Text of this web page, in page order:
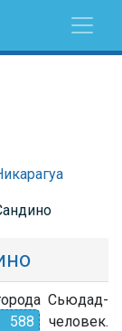
Сьюдад-
588 человек.